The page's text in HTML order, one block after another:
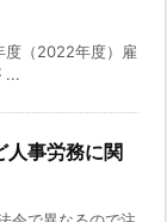
度（2022年度）雇
...
人事労務に関